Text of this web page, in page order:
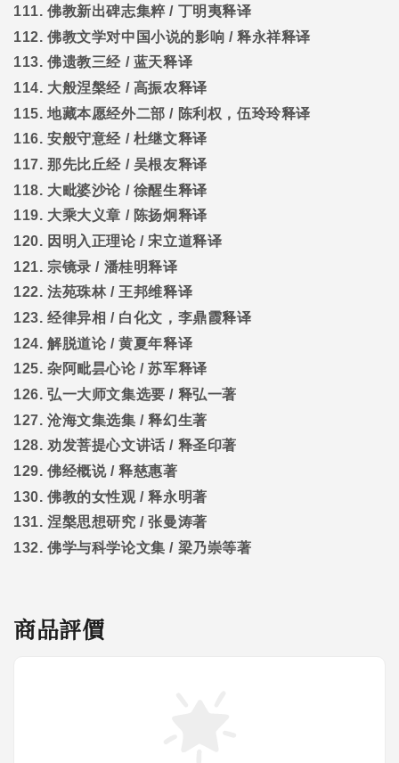
111. 佛教新出碑志集粹/ 丁明夷释译
112. 佛教文学对中国小说的影响 /释永祥释译
113. 佛遗教三经 / 蓝天释译
114. 大般涅槃经 / 高振农释译
115. 地藏本愿经外二部 / 陈利权，伍玲玲释译
116. 安般守意经 / 杜继文释译
117. 那先比丘经 / 吴根友释译
118. 大毗婆沙论 / 徐醒生释译
119. 大乘大义章 / 陈扬炯释译
120. 因明入正理论/宋立道释译
121. 宗镜录 / 潘桂明释译
122. 法苑珠林/ 王邦维释译
123. 经律异相 / 白化文，李鼎霞释译
124. 解脱道论/黄夏年释译
125. 杂阿毗昙心论/苏军释译
126. 弘一大师文集选要 / 释弘一著
127. 沧海文集选集 /释幻生著
128. 劝发菩提心文讲话 / 释圣印著
129. 佛经概说/释慈惠著
130. 佛教的女性观/释永明著
131. 涅槃思想研究 /张曼涛著
132. 佛学与科学论文集 / 梁乃崇等著
商品評價